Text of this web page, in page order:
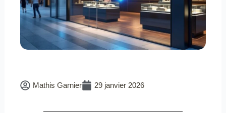
Mathis Garnier 29 janvier 2026